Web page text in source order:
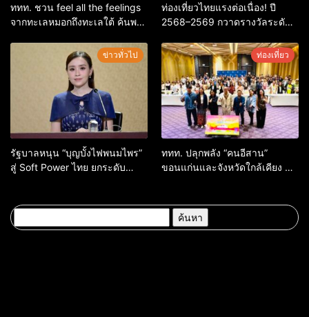
ททท. ชวน feel all the feelings
จากทะเลหมอกถึงทะเลใต้ ค้นพบ
ท่องเที่ยวไทยแรงต่อเนื่อง! ปี
2568–2569 กวาดรางวัลระดับ
จุดหมายปลายทางนักท่องเที่ยว
จากทั่วโลก
ข่าวทั่วไป
รัฐบาลหนุน “บุญบั้งไฟพนมไพร”
สู่ Soft Power ไทย ยกระดับ
ภูมิใจของชาติ
ท่องเที่ยว
ททท. ปลุกพลัง “คนอีสาน”
ขอนแก่นและจังหวัดใกล้เคียง สู่
คุณค่าสูงอย่างมีความหมาย
สำหรับ: